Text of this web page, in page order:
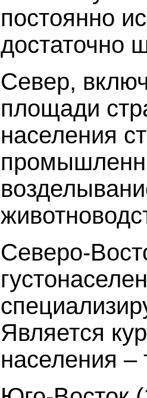
постоянно
достаточно
Север,
площади
населения
Северо-
Является
населения –